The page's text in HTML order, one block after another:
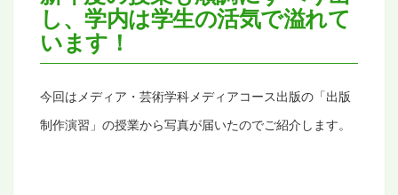
し、学内は学生の活気で溢れて
います！
今回はメディア・芸術学科メディアコース出版の「出版
制作演習」の授業から写真が届いたのでご紹介します。